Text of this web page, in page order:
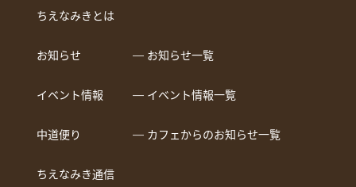
ちえなみきとは
お知らせ ― お知らせ一覧
イベント情報 ― イベント情報一覧
中道便り ― カフェからのお知らせ一覧
ちえなみき通信